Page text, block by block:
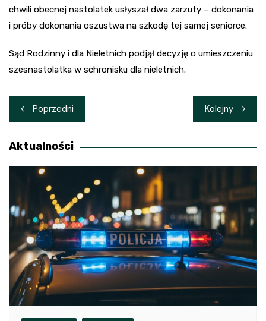
chwili obecnej nastolatek usłyszał dwa zarzuty – dokonania
i próby dokonania oszustwa na szkodę tej samej seniorce.
Sąd Rodzinny i dla Nieletnich podjął decyzję o umieszczeniu
szesnastolatka w schronisku dla nieletnich.
Nawigacja
wpisu
Poprzedni Kolejny
Aktualności